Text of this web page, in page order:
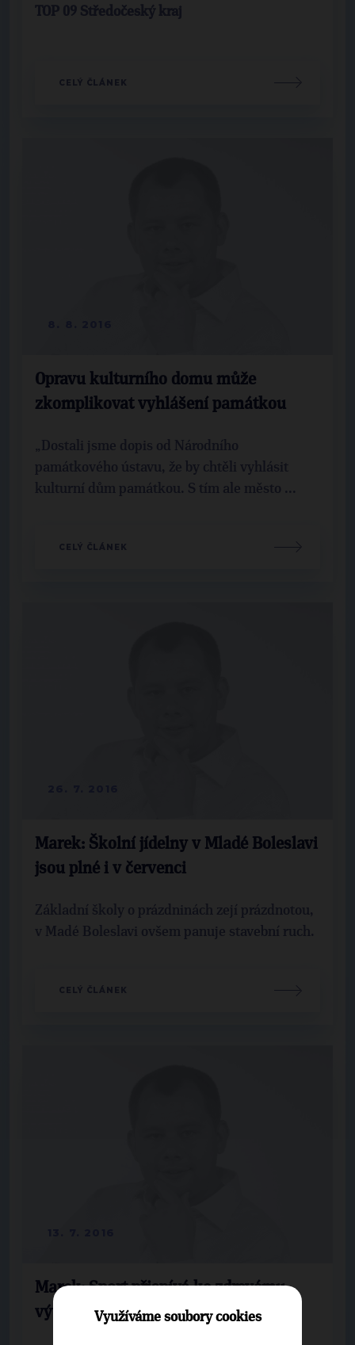
TOP 09 Středočeský kraj
CELÝ ČLÁNEK
Opravu kulturního domu může
zkomplikovat vyhlášení památkou
„Dostali jsme dopis od Národního
památkového ústavu, že by chtěli vyhlásit
kulturní dům památkou. S tím ale město ...
CELÝ ČLÁNEK
Marek: Školní jídelny v Mladé Boleslavi
jsou plné i v červenci
Základní školy o prázdninách zejí prázdnotou,
v Madé Boleslavi ovšem panuje stavební ruch.
CELÝ ČLÁNEK
Marek: Sport přispívá ke zdravému
vývoji celé společnosti
Využíváme soubory cookies